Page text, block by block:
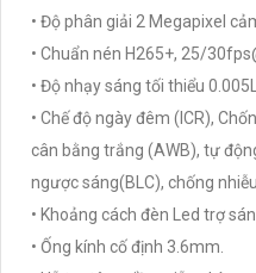
• Độ phân giải 2 Megapixel
• Chuẩn nén H265+, 25/
• Độ nhạy sáng tối thiểu
• Chế độ ngày đêm (ICR),
cân bằng trắng (AWB), tự
ngược sáng(BLC), chống nhiễu
• Khoảng cách đèn Led trợ
• Ống kính cố định 3.6mm.